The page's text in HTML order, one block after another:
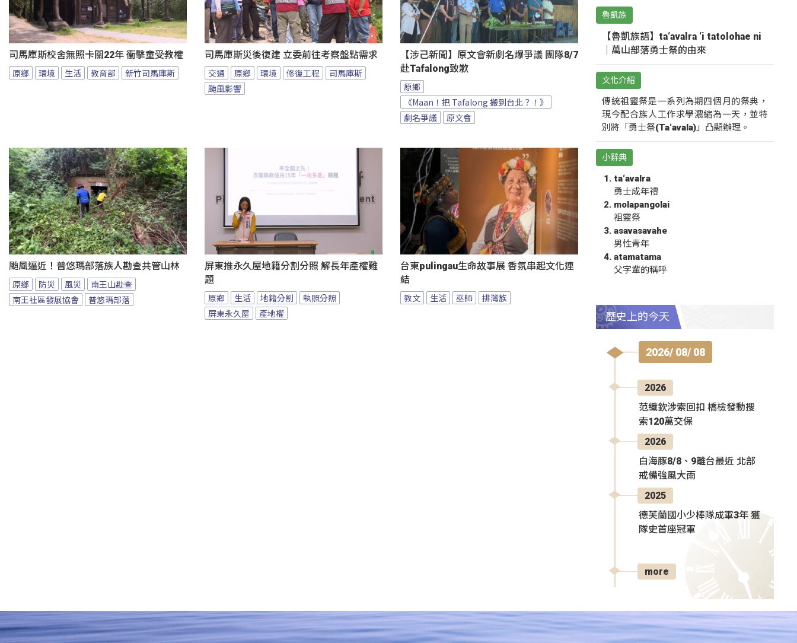
司馬庫斯校舍無照卡關22年 衝擊童受教權
原鄉 環境 生活 教育部 新竹司馬庫斯
司馬庫斯災後復建 立委前往考察盤點需求
交通 原鄉 環境 修復工程
司馬庫斯
颱風影響
【涉己新聞】原文會新劇名爆爭議 團隊8/7
赴Tafalong致歉
原鄉
《Maan！把 Tafalong 搬到台北？！》
劇名爭議
原文會
颱風逼近！普悠瑪部落族人勘查共管山林
原鄉 防災 風災
南王山勘查
南王社區發展協會
普悠瑪部落
屏東推永久屋地籍分割分照 解長年產權難
題
原鄉 生活 地籍分割
執照分照
屏東永久屋
產地權
台東pulingau生命故事展 香氛串起文化連
結
教文 生活 巫師 排灣族
魯凱族
【魯凱族語】ta‘avalra ‘i tatolohae ni
｜萬山部落勇士祭的由來
文化介紹
傳統祖靈祭是一系列為期四個月的祭典，
現今配合族人工作求學濃縮為一天，並特
別將「勇士祭(Ta‘avala)」凸顯辦理。
小辭典
ta‘avalra
勇士成年禮
molapangolai
祖靈祭
asavasavahe
男性青年
atamatama
父字輩的稱呼
歷史上的今天
2026/ 08/ 08
2026
范織欽涉索回扣 橋檢發動搜
索120萬交保
2026
白海豚8/8、9離台最近 北部
戒備強風大雨
2025
德芙蘭國小少棒隊成軍3年 獲
隊史首座冠軍
more